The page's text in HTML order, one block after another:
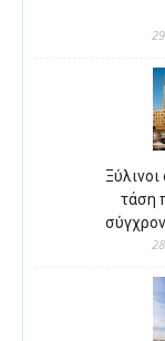
τάση